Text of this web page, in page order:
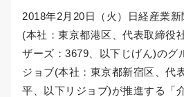
2018年2月20日（火）日経産業
(本社：東京都港区、代表取締役
ザーズ：3679、以下じげん)のグ
ジョブ(本社：東京都新宿区、代
平、以下リジョブ)が推進する「